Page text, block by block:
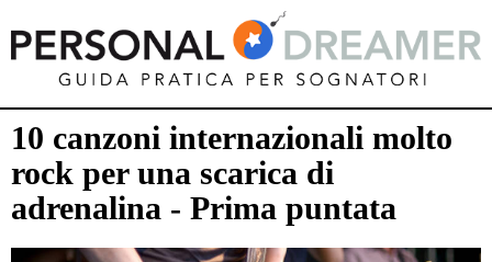
10 canzoni internazionali molto
rock per una scarica di
adrenalina - Prima puntata